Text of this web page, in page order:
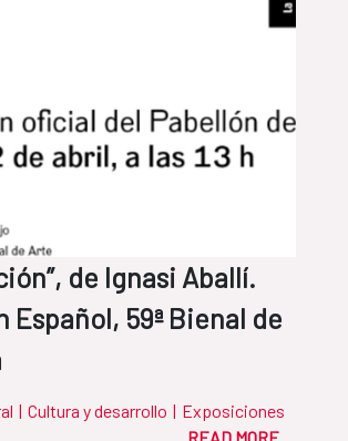
de Ignasi Aballí.
Español, 59ª Bienal de
| Cultura y desarrollo | Exposiciones